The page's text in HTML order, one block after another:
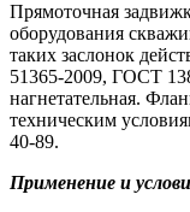
Прямоточная
оборудования
таких заслонок
51365-2009, ГОСТ
нагнетательная.
техническим
40-89.
Применение и